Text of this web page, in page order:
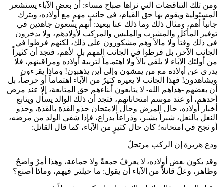
ومن تلك التناقضات التي نراها صباح مساء: أن بعض الآباء يستشعر
المسئولية ويقوم بها حق القيام، في جانبٍ مهمٍ مع أولاده، ويترك
جانباً أهم، ومثال ذلك وما ذلك عنا ببعيد: أنهم يسعون جاهدين في
توفير المأكل والمشرب والملبس والمركب لأولادهم، ولا يدخرون
في ذلك وقتاً ولا مالاً وهم مشكورون على ذلك، لكنهم فرطوا في
الجانب الآخر، بل فرطوا في الجانب المهم بل الأهم، فتجد أن كثيراً
من أولئك الآباء لا يلقي بالاً ولا اهتماماً لتربية أولاده ومراقبتهم، فلا
يدري عن أولاده مع من يمشون وإلى أين يذهبون! وماذا يقرءون
ويشاهدون! فهذا الجانب لا يعيره كثيرٌ من الآباء اهتماماً أو حرصاً، بل
أن بعضهم -هداهم الله- لا يتابعون أبناءهم حق المتابعة، إلا عند مرض
أحدهم، أو عند موسم امتحاناتهم، فتجد أن ذلك الوالد يسأل ويتابع
أخبار أولاده، حال المرض وحال الامتحان حذو القذة بالقذة، وحذو
النعل بالنعل، شبراً بشبر، وذراعاً بذراع، فإذا شفي الولد من مرضه،
أو نجح في امتحانه؛ كان حال كثيرٍ من الآباء، كما قال القائل:
ودع هريرة إن الركب مرتحلُ
وقد يكون بعض أولاده، لا يعرفُ جمعةً ولا جماعة، وهذا أمرٌ واضحٌ
وظاهر، وعلّ قائلاً من الآباء أن يقول: ما حيلتي فيهم، وماذا أصنع؟